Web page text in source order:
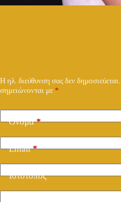
Η ηλ. διεύθυνση σας δεν δημοσιεύεται.
σημειώνονται με *
Όνομα*
Email*
Ιστότοπος